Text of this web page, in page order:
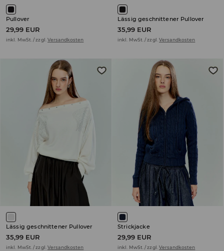
Pullover
29,99 EUR
inkl. MwSt. / zzgl. Versandkosten
Lässig geschnittener Pullover
35,99 EUR
inkl. MwSt. / zzgl. Versandkosten
Lässig geschnittener Pullover
35,99 EUR
inkl. MwSt. / zzgl.Versandkosten
Strickjacke
29,99 EUR
inkl. MwSt. / zzgl.Versandkosten